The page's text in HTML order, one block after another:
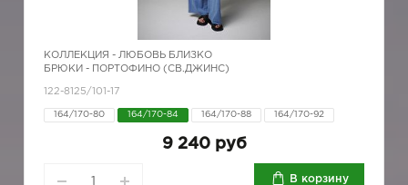
КОЛЛЕКЦИЯ - ЛЮБОВЬ БЛИЗКО
БРЮКИ - ПОРТОФИНО (СВ.ДЖИНС)
122-8125/101-17
164/170-80 164/170-84 164/170-88 164/170-92
9 240 руб
В корзину